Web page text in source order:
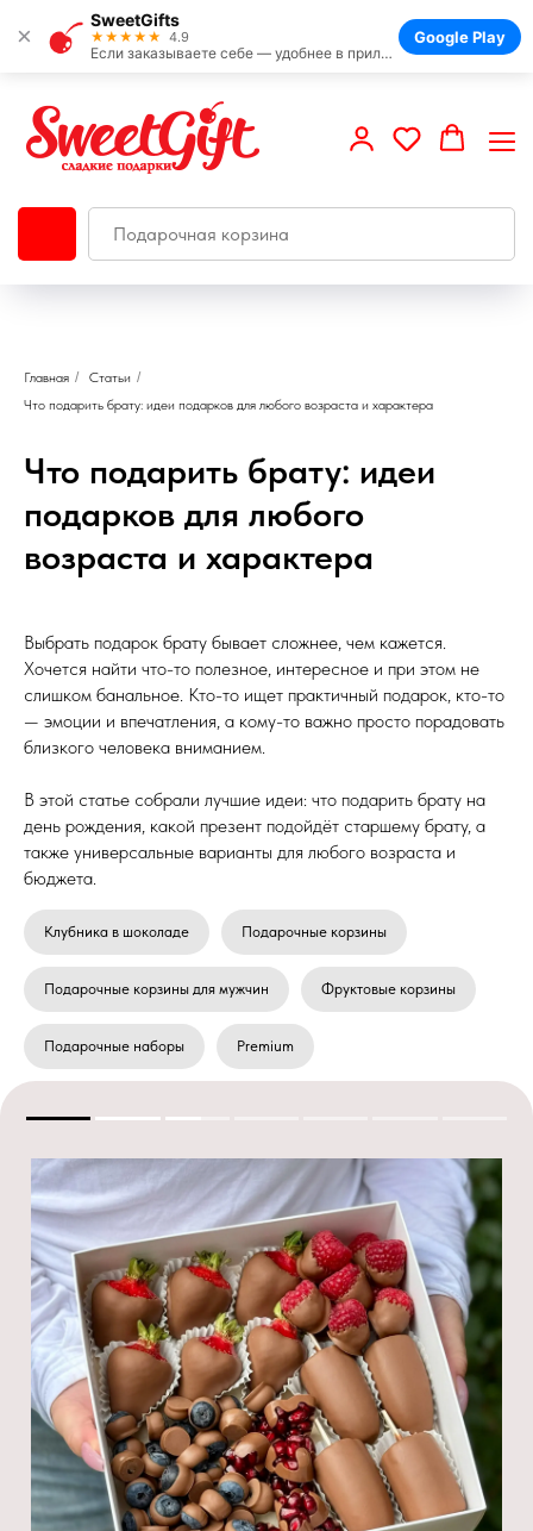
Главная / Статьи /
Что подарить брату: идеи подарков для любого возраста и характера
Что подарить брату: идеи
подарков для любого
возраста и характера
Выбрать подарок брату бывает сложнее, чем кажется.
Хочется найти что-то полезное, интересное и при этом не
слишком банальное. Кто-то ищет практичный подарок, кто-то
— эмоции и впечатления, а кому-то важно просто порадовать
близкого человека вниманием.
В этой статье собрали лучшие идеи: что подарить брату на
день рождения, какой презент подойдёт старшему брату, а
также универсальные варианты для любого возраста и
бюджета.
Клубника в шоколаде Подарочные корзины
Подарочные корзины для мужчин Фруктовые корзины
Подарочные наборы Premium
×
SweetGifts
★★★★★ 4.9
Если заказываете себе — удобнее в приложении
Google Play